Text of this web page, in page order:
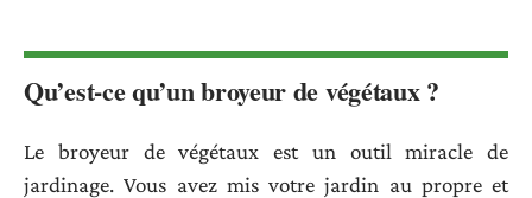
Qu’est-ce qu’un broyeur de végétaux ?
Le broyeur de végétaux est un outil miracle de
jardinage. Vous avez mis votre jardin au propre et